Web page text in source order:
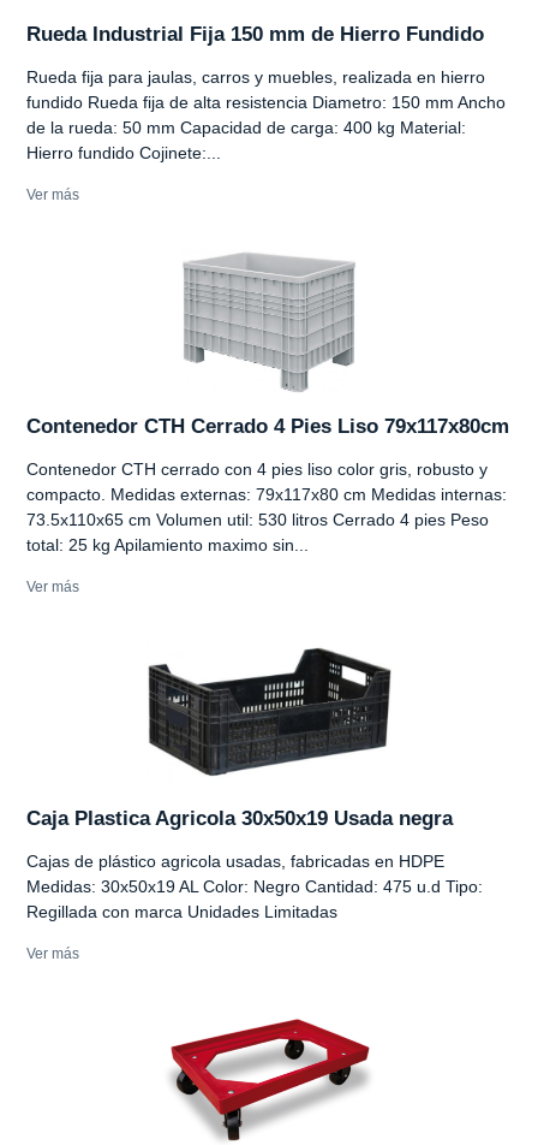
Rueda Industrial Fija 150 mm de Hierro Fundido
Rueda fija para jaulas, carros y muebles, realizada en hierro
fundido Rueda fija de alta resistencia Diametro: 150 mm Ancho
de la rueda: 50 mm Capacidad de carga: 400 kg Material:
Hierro fundido Cojinete:...
Ver más
Contenedor CTH Cerrado 4 Pies Liso 79x117x80cm
Contenedor CTH cerrado con 4 pies liso color gris, robusto y
compacto. Medidas externas: 79x117x80 cm Medidas internas:
73.5x110x65 cm Volumen util: 530 litros Cerrado 4 pies Peso
total: 25 kg Apilamiento maximo sin...
Ver más
Caja Plastica Agricola 30x50x19 Usada negra
Cajas de plástico agricola usadas, fabricadas en HDPE
Medidas: 30x50x19 AL Color: Negro Cantidad: 475 u.d Tipo:
Regillada con marca Unidades Limitadas
Ver más